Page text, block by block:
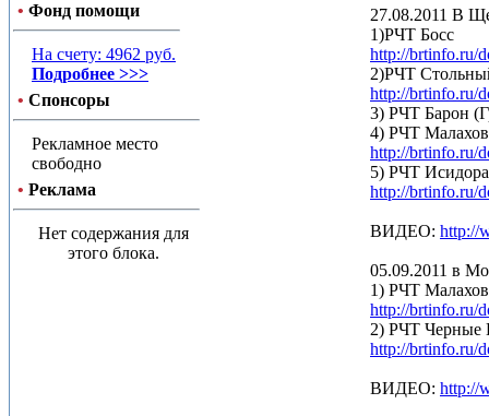
• Фонд помощи
На счету: 4962 руб.
Подробнее >>>
• Спонсоры
Рекламное место
свободно
• Реклама
Нет содержания для
этого блока.
27.08.2011 В
1)РЧТ Босс
http://brtinfo.ru/
2)РЧТ
http://brtinfo.ru/
3) РЧТ Барон
4) РЧТ
http://brtinfo.ru/
5) РЧТ
http://brtinfo.ru/
ВИДЕО: http://
05.09.2011 в
1) РЧТ
http://brtinfo.ru/
2) РЧТ Черные
http://brtinfo.ru/
ВИДЕО: http://